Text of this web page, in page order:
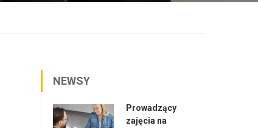
NEWSY
Prowadzący
zajęcia na